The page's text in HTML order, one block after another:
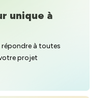
unique à
répondre à toutes
projet